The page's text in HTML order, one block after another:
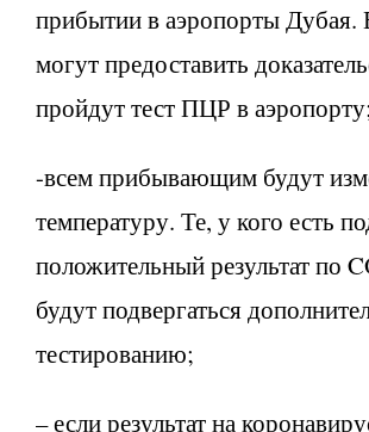
прибытии в аэропорты Дубая.
могут предоставить
пройдут тест ПЦР в
-всем прибывающим будут
температуру. Те, у кого есть
положительный результат по
будут подвергаться
тестированию;
– если результат на